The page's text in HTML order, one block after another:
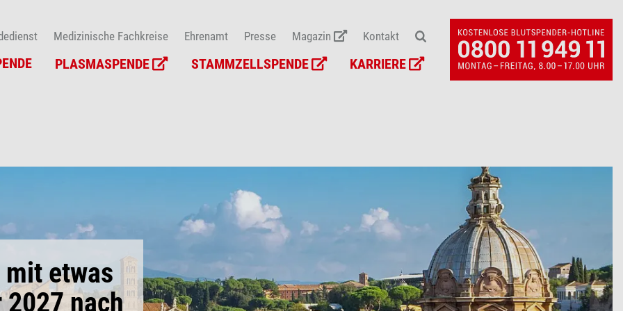
Medizinische Fachkreise Ehrenamt Presse Magazin Kontakt
PLASMASPENDE STAMMZELLSPENDE KARRIERE
etwas
nach